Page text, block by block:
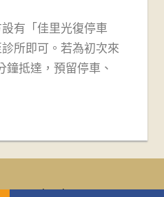
有「佳里光復停車
所即可。若為初次來
抵達，預留停車、
by ThemeZee.